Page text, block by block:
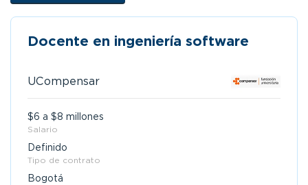
Docente en ingeniería software
UCompensar
$6 a $8 millones
Salario
Definido
Tipo de contrato
Bogotá